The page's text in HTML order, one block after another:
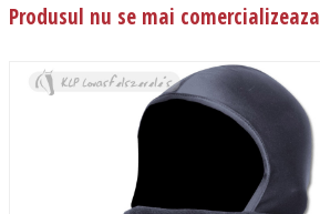
Produsul nu se mai comercializeaza